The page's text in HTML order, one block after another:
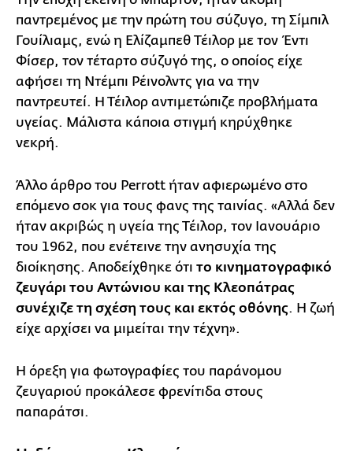
παντρεμένος με την πρώτη του σύζυγο, τη Σίμπιλ
Γουίλιαμς, ενώ η Ελίζαμπεθ Τέιλορ με τον Έντι
Φίσερ, τον τέταρτο σύζυγό της, ο οποίος είχε
αφήσει τη Ντέμπι Ρέινολντς για να την
παντρευτεί. Η Τέιλορ αντιμετώπιζε προβλήματα
υγείας. Μάλιστα κάποια στιγμή κηρύχθηκε
νεκρή.
Άλλο άρθρο του Perrott ήταν αφιερωμένο στο
επόμενο σοκ για τους φανς της ταινίας. «Αλλά δεν
ήταν ακριβώς η υγεία της Τέιλορ, τον Ιανουάριο
του 1962, που ενέτεινε την ανησυχία της
διοίκησης. Αποδείχθηκε ότι το κινηματογραφικό
ζευγάρι του Αντώνιου και της Κλεοπάτρας
συνέχιζε τη σχέση τους και εκτός οθόνης. Η ζωή
είχε αρχίσει να μιμείται την τέχνη».
Η όρεξη για φωτογραφίες του παράνομου
ζευγαριού προκάλεσε φρενίτιδα στους
παπαράτσι.